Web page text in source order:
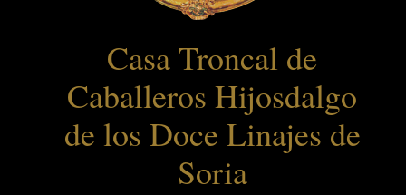
Casa Troncal de
Caballeros Hijosdalgo
de los Doce Linajes de
Soria